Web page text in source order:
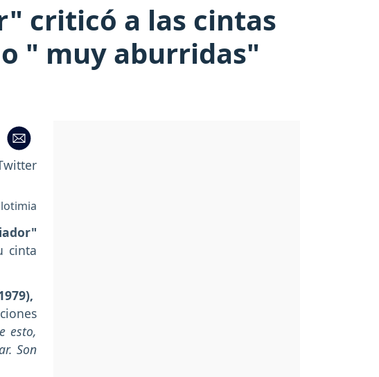
criticó a las cintas
" muy aburridas"
cinta
esto,
Son